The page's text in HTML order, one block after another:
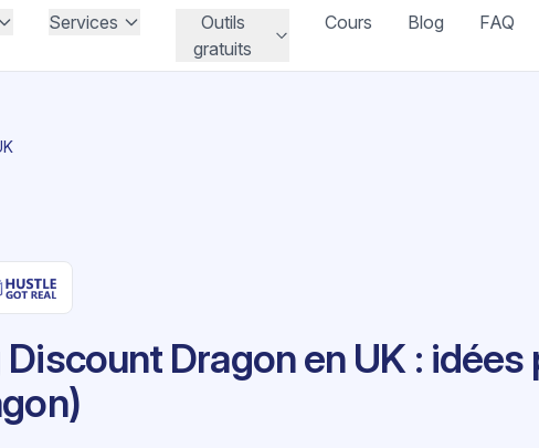
Services
Outils
gratuits
Cours Blog FAQ
Dragon en UK :